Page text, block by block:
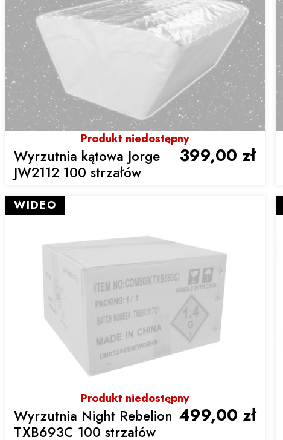
Produkt niedostępny
Wyrzutnia kątowa Jorge
JW2112 100 strzałów
399,00 zł
Produkt niedostępny
Wyrzutnia Night Rebelion
TXB693C 100 strzałów
499,00 zł
WIDEO